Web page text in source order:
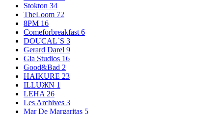
Stokton 34
TheLoom 72
8PM 16
Comeforbreakfast 6
DOUCAL`S 3
Gerard Darel 9
Gia Studios 16
Good&Bad 2
HAIKURE 23
ILLUЖN 1
LEHA 26
Les Archives 3
Mar De Margaritas 5